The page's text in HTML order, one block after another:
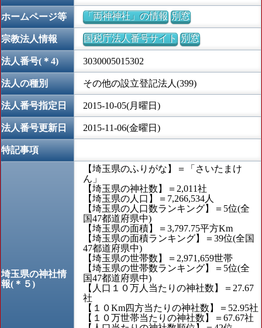
ホームページ等 「両神神社」の情報 別窓
宗教法人情報 国税庁法人番号サイト 別窓
法人番号(＊4) 3030005015302
法人の種別 その他の設立登記法人(399)
法人番号指定日 2015-10-05(月曜日)
法人番号更新日 2015-11-06(金曜日)
特記事項
埼玉県の神社情
報(＊５)
【埼玉県のふりがな】＝「さいたまけ
ん」
【埼玉県の神社数】＝2,011社
【埼玉県の人口】＝7,266,534人
【埼玉県の人口数ランキング】＝5位(全
国47都道府県中)
【埼玉県の面積】＝3,797.75平方Km
【埼玉県の面積ランキング】＝39位(全国
47都道府県中)
【埼玉県の世帯数】＝2,971,659世帯
【埼玉県の世帯数ランキング】＝5位(全
国47都道府県中)
【人口１０万人当たりの神社数】＝27.67
社
【１０Km四方当たりの神社数】＝52.95社
【１０万世帯当たりの神社数】＝67.67社